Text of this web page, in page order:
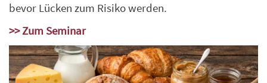
bevor Lücken zum Risiko werden.
>> Zum Seminar